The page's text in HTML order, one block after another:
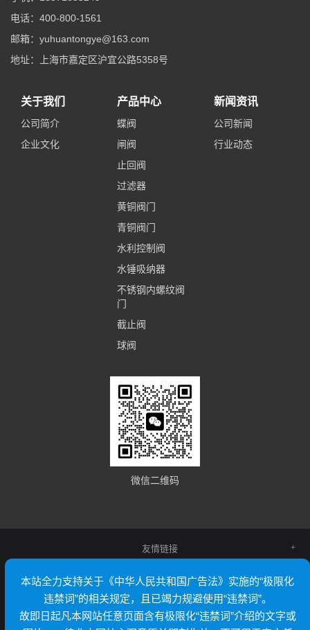
电话：400-800-1561
邮箱：yuhuantongye@163.com
地址：上海市嘉定区沪宜公路5358号
关于我们
公司简介
企业文化
产品中心
蝶阀
闸阀
止回阀
过滤器
黄铜阀门
青铜阀门
水利控制阀
水锤吸纳器
不锈钢内螺纹阀
门
截止阀
球阀
新闻资讯
公司新闻
行业动态
微信二维码
友情链接
本站全力支持关于《中华人民共和国广告法》实施的“极限化
违禁词”的相关规定，且已竭力规避使用“违禁词”。
故即日起凡本网站任意页面含有极限化“违禁词”介绍的文字或